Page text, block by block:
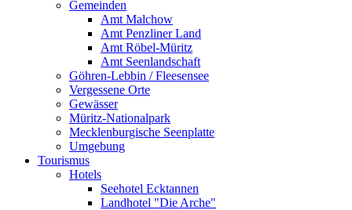
Gemeinden
Amt Malchow
Amt Penzliner Land
Amt Röbel-Müritz
Amt Seenlandschaft
Göhren-Lebbin / Fleesensee
Vergessene Orte
Gewässer
Müritz-Nationalpark
Mecklenburgische Seenplatte
Umgebung
Tourismus
Hotels
Seehotel Ecktannen
Landhotel "Die Arche"